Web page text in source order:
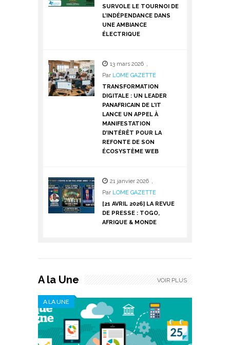
SURVOLE LE TOURNOI DE
L’INDÉPENDANCE DANS
UNE AMBIANCE
ÉLECTRIQUE
13 mars 2026 ,
Par LOME GAZETTE
TRANSFORMATION
DIGITALE : UN LEADER
PANAFRICAIN DE L’IT
LANCE UN APPEL À
MANIFESTATION
D’INTÉRÊT POUR LA
REFONTE DE SON
ÉCOSYSTÈME WEB
21 janvier 2026 ,
Par LOME GAZETTE
[21 AVRIL 2026] LA REVUE
DE PRESSE : TOGO,
AFRIQUE & MONDE
A la Une
A LA UNE
VOIR PLUS